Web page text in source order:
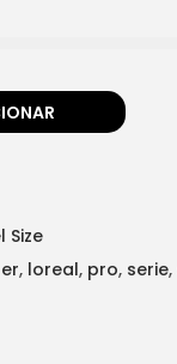
Size
, loreal, pro, serie,